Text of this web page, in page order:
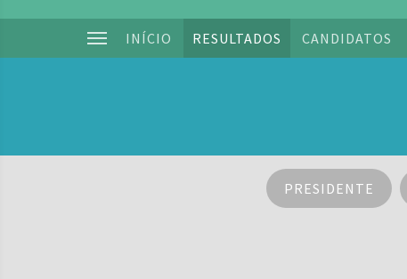
INÍCIO RESULTADOS CANDIDATOS
PRESIDENTE